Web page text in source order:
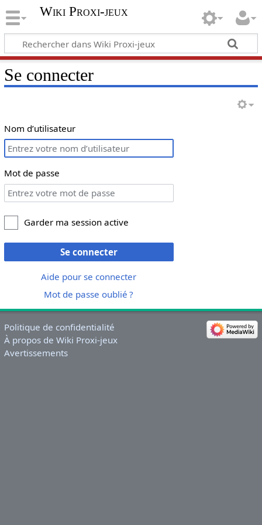
Wiki Proxi-jeux
Se connecter
Nom d’utilisateur
Mot de passe
Garder ma session active
Se connecter
Aide pour se connecter
Mot de passe oublié ?
Politique de confidentialité
À propos de Wiki Proxi-jeux
Avertissements